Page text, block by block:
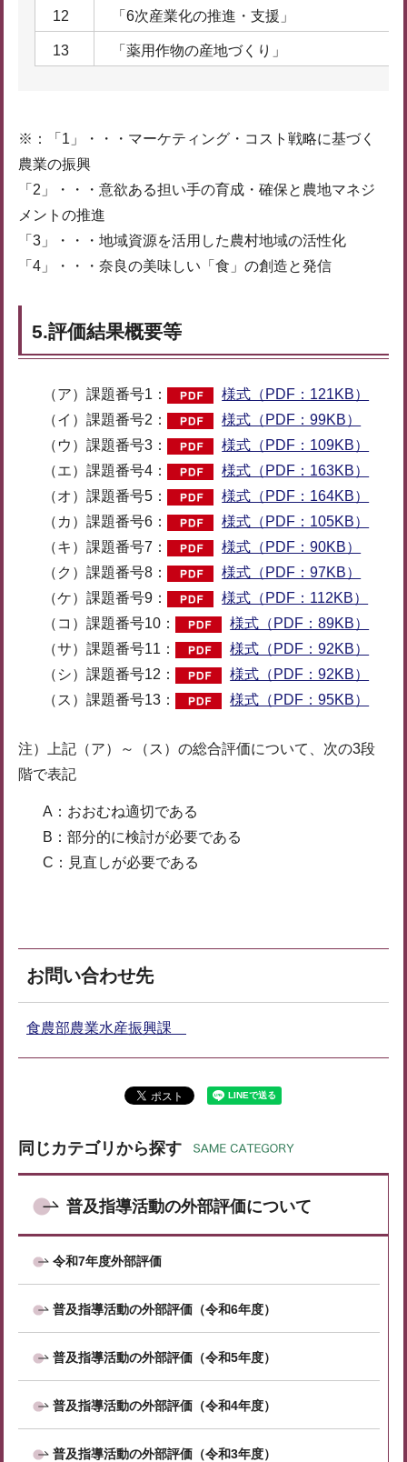
12 「6次産業化の推進・支援」
13 「薬用作物の産地づくり」
※：「1」・・・マーケティング・コスト戦略に基づく
農業の振興
「2」・・・意欲ある担い手の育成・確保と農地マネジ
メントの推進
「3」・・・地域資源を活用した農村地域の活性化
「4」・・・奈良の美味しい「食」の創造と発信
5.評価結果概要等
（ア）課題番号1：
様式（PDF：121KB）
（イ）課題番号2：
様式（PDF：99KB）
（ウ）課題番号3：
様式（PDF：109KB）
（エ）課題番号4：
様式（PDF：163KB）
（オ）課題番号5：
様式（PDF：164KB）
（カ）課題番号6：
様式（PDF：105KB）
（キ）課題番号7：
様式（PDF：90KB）
（ク）課題番号8：
様式（PDF：97KB）
（ケ）課題番号9：
様式（PDF：112KB）
（コ）課題番号10：
様式（PDF：89KB）
（サ）課題番号11：
様式（PDF：92KB）
（シ）課題番号12：
様式（PDF：92KB）
（ス）課題番号13：
様式（PDF：95KB）
注）上記（ア）～（ス）の総合評価について、次の3段
階で表記
A：おおむね適切である
B：部分的に検討が必要である
C：見直しが必要である
お問い合わせ先
食農部農業水産振興課
同じカテゴリから探す
普及指導活動の外部評価について
令和7年度外部評価
普及指導活動の外部評価（令和6年度）
普及指導活動の外部評価（令和5年度）
普及指導活動の外部評価（令和4年度）
普及指導活動の外部評価（令和3年度）